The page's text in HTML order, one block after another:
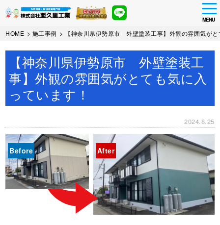
Skip
main
content
MENU
HOME > 施工事例 > 【神奈川県伊勢原市 外壁塗装工事】外観の雰囲気が
【神奈川県伊勢原市 外壁塗装工
事】外観の雰囲気がとても気に入
っています！
2024.8.25
Before After